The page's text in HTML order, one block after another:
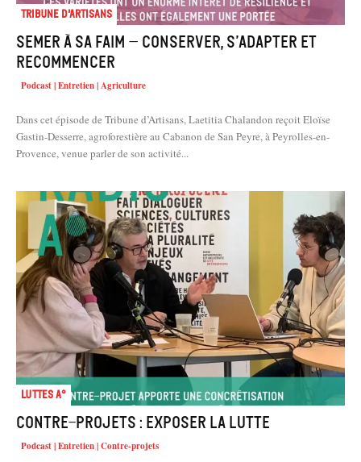
Tribune d'artisans
Semer à sa faim – conserver, s’adapter et
recommencer
Podcast | Entretien | Agriculture
Dans cet épisode de Tribune d’Artisans, Laetitia Chalandon reçoit Eloïse
Gastin-Desserre, agroforestière au Cabanon de San Peyre, à Peyrolles-en-
Provence, venue parler de son activité...
Luttes A°
Contre-projets : exposer la lutte
Podcast | Entretien | Contre-projets